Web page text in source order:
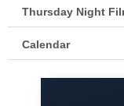
Thursday Night
Calendar